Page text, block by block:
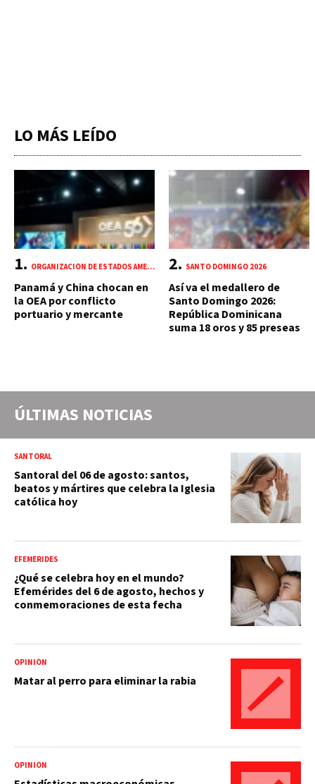
LO MÁS LEÍDO
ORGANIZACIÓN DE ESTADOS AMERICANOS (OEA)
Panamá y China chocan en
la OEA por conflicto
portuario y mercante
SANTO DOMINGO 2026
Así va el medallero de
Santo Domingo 2026:
República Dominicana
suma 18 oros y 85 preseas
ÚLTIMAS NOTICIAS
SANTORAL
Santoral del 06 de agosto: santos,
beatos y mártires que celebra la Iglesia
católica hoy
EFEMÉRIDES
¿Qué se celebra hoy en el mundo?
Efemérides del 6 de agosto, hechos y
conmemoraciones de esta fecha
OPINIÓN
Matar al perro para eliminar la rabia
OPINIÓN